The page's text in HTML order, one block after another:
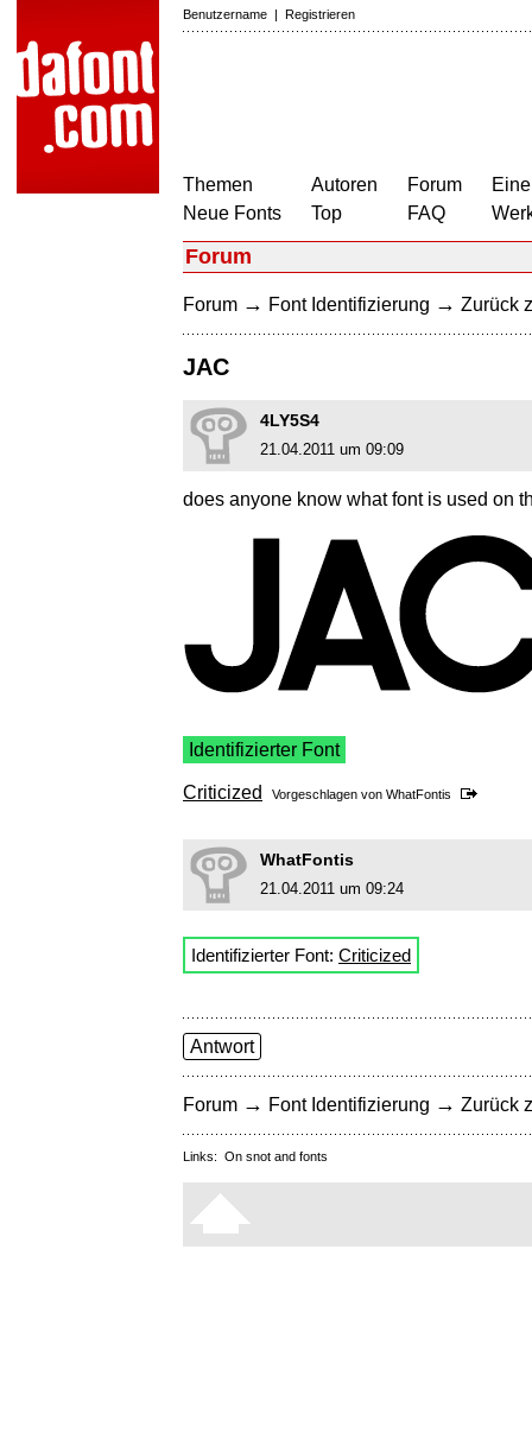
Benutzername | Registrieren
Themen
Neue Fonts
Autoren
Top
Forum
FAQ
Forum
Forum → Font Identifizierung → Zurück
JAC
4LY5S4
21.04.2011 um 09:09
does anyone know what font is used on
Identifizierter Font
Criticized Vorgeschlagen von WhatFontis
WhatFontis
21.04.2011 um 09:24
Identifizierter Font: Criticized
Antwort
Forum → Font Identifizierung → Zurück
Links: On snot and fonts